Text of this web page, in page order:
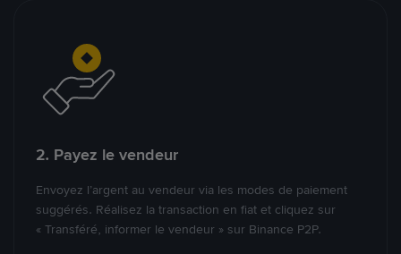
2. Payez le vendeur
Envoyez l’argent au vendeur via les modes de paiement
suggérés. Réalisez la transaction en fiat et cliquez sur
« Transféré, informer le vendeur » sur Binance P2P.